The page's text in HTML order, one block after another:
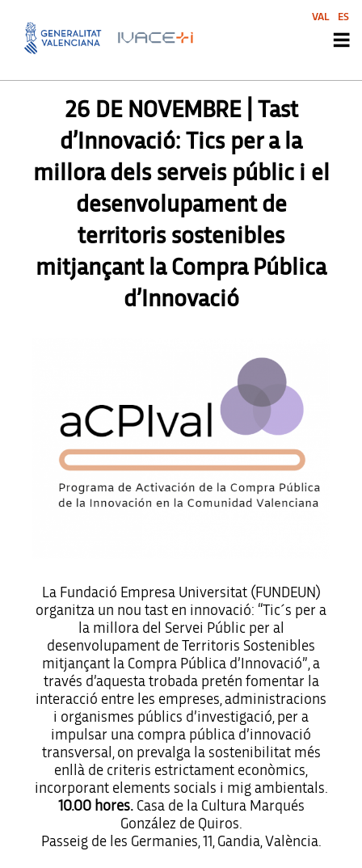
AGENDA,SIN CATEGORIZAR
26 DE NOVEMBRE | Tast
d’Innovació: Tics per a la
millora dels serveis públic i el
desenvolupament de
territoris sostenibles
mitjançant la Compra Pública
d’Innovació
La Fundació Empresa Universitat (FUNDEUN)
organitza un nou tast en innovació: “Tic´s per a
la millora del Servei Públic per al
desenvolupament de Territoris Sostenibles
mitjançant la Compra Pública d’Innovació”, a
través d’aquesta trobada pretén fomentar la
interacció entre les empreses, administracions
i organismes públics d’investigació, per a
impulsar una compra pública d’innovació
transversal, on prevalga la sostenibilitat més
enllà de criteris estrictament econòmics,
incorporant elements socials i mig ambientals.
10.00 hores.Casa de la Cultura Marqués
González de Quiros.
Passeig de les Germanies, 11, Gandia, València.
VAL ES